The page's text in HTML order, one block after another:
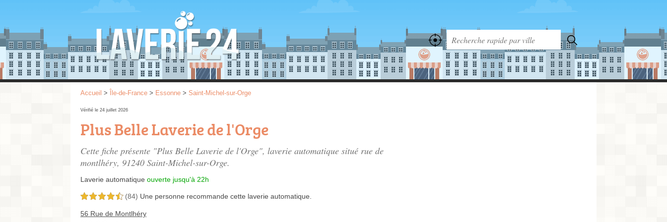
Accueil > Île-de-France > Essonne > Saint-Michel-sur-Orge
Vérifié le 24 juillet 2026
Plus Belle Laverie de l'Orge
Cette fiche présente "Plus Belle Laverie de l'Orge", laverie automatique situé rue de
montlhéry, 91240 Saint-Michel-sur-Orge.
Laverie automatique ouverte jusqu'à 22h
4,5 étoiles sur 5 (84) Une personne recommande cette laverie automatique.
56 Rue de Montlhéry